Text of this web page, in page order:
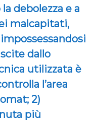
debolezza e a
malcapitati,
dallo
utilizzata è
l’area
2)
più